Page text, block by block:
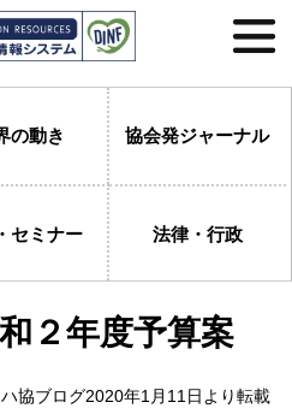
の動き 協会発ジャーナル
セミナー 法律・行政
２年度予算案
ハ協ブログ2020年1月11日より転載